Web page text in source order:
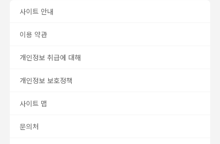
사이트 안내
이용 약관
개인정보 취급에 대해
개인정보 보호정책
사이트 맵
문의처